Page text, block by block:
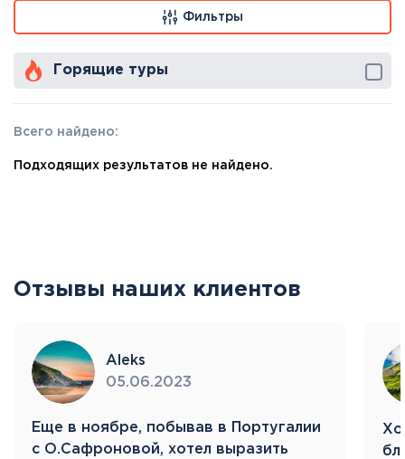
Фильтры
Горящие туры
Всего найдено:
Подходящих результатов не найдено.
Отзывы наших клиентов
Aleks
05.06.2023
Eще в ноябре, побывав в Португалии
с О.Сафроновой, хотел выразить